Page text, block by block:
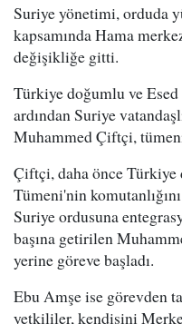
Suriye yönetimi, orduda
kapsamında Hama
değişikliğe gitti.
Türkiye doğumlu ve
ardından Suriye
Muhammed Çiftçi,
Çiftçi, daha önce Türkiye
Tümeni'nin
Suriye ordusuna
başına getirilen
yerine göreve başladı.
Ebu Amşe ise görevden
yetkililer, kendisini